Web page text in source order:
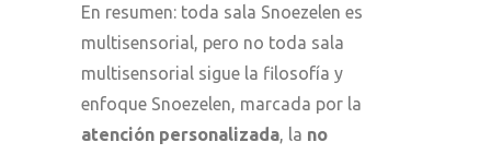
En resumen: toda sala Snoezelen es
multisensorial, pero no toda sala
multisensorial sigue la filosofía y
enfoque Snoezelen, marcada por la
atención personalizada, la no